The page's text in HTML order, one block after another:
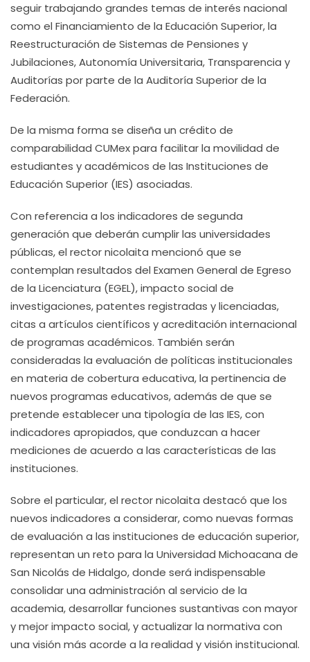
seguir trabajando grandes temas de interés nacional
como el Financiamiento de la Educación Superior, la
Reestructuración de Sistemas de Pensiones y
Jubilaciones, Autonomía Universitaria, Transparencia y
Auditorías por parte de la Auditoría Superior de la
Federación.
De la misma forma se diseña un crédito de
comparabilidad CUMex para facilitar la movilidad de
estudiantes y académicos de las Instituciones de
Educación Superior (IES) asociadas.
Con referencia a los indicadores de segunda
generación que deberán cumplir las universidades
públicas, el rector nicolaita mencionó que se
contemplan resultados del Examen General de Egreso
de la Licenciatura (EGEL), impacto social de
investigaciones, patentes registradas y licenciadas,
citas a artículos científicos y acreditación internacional
de programas académicos. También serán
consideradas la evaluación de políticas institucionales
en materia de cobertura educativa, la pertinencia de
nuevos programas educativos, además de que se
pretende establecer una tipología de las IES, con
indicadores apropiados, que conduzcan a hacer
mediciones de acuerdo a las características de las
instituciones.
Sobre el particular, el rector nicolaita destacó que los
nuevos indicadores a considerar, como nuevas formas
de evaluación a las instituciones de educación superior,
representan un reto para la Universidad Michoacana de
San Nicolás de Hidalgo, donde será indispensable
consolidar una administración al servicio de la
academia, desarrollar funciones sustantivas con mayor
y mejor impacto social, y actualizar la normativa con
una visión más acorde a la realidad y visión institucional.